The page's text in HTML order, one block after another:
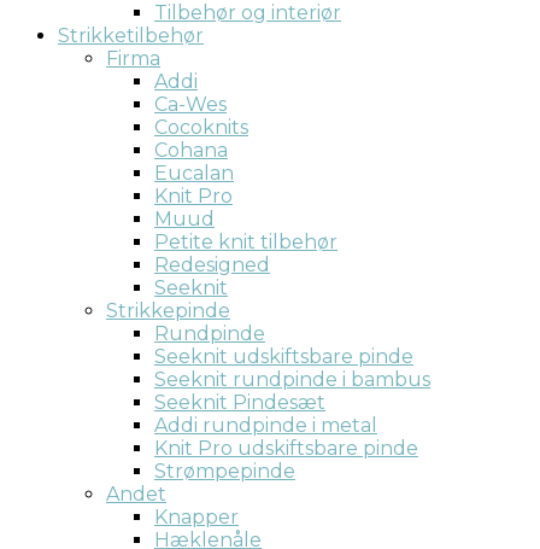
Tilbehør og interiør
Strikketilbehør
Firma
Addi
Ca-Wes
Cocoknits
Cohana
Eucalan
Knit Pro
Muud
Petite knit tilbehør
Redesigned
Seeknit
Strikkepinde
Rundpinde
Seeknit udskiftsbare pinde
Seeknit rundpinde i bambus
Seeknit Pindesæt
Addi rundpinde i metal
Knit Pro udskiftsbare pinde
Strømpepinde
Andet
Knapper
Hæklenåle